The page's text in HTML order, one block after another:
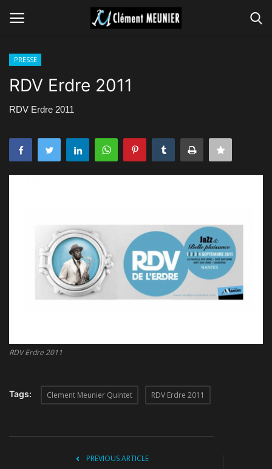
GROUPES
CONCERTS
GALERIE
CONTACT
PRESSE
RDV Erdre 2011
RDV Erdre 2011
RDV Erdre 2011
Tags: Clement Meunier Quintet RDV Erdre 2011
PREVIOUS ARTICLE